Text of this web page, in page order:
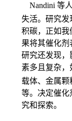
Nandini 等
失活。研究发
积碳，正如我
果将其催化剂
研究还发现，
素多且复杂，
载体、金属颗
等。决定催化
究和探索。